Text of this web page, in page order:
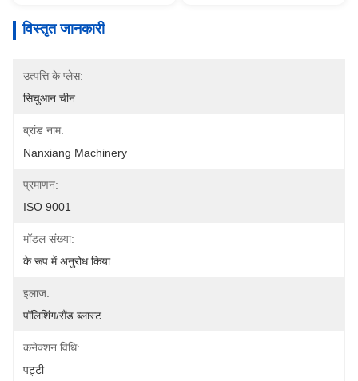
विस्तृत जानकारी
उत्पत्ति के प्लेस:
सिचुआन चीन
ब्रांड नाम:
Nanxiang Machinery
प्रमाणन:
ISO 9001
मॉडल संख्या:
के रूप में अनुरोध किया
इलाज:
पॉलिशिंग/सैंड ब्लास्ट
कनेक्शन विधि:
पट्टी